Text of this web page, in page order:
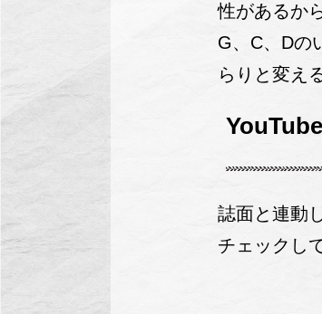
性があるか
G、C、Dの
らりと変え
誌面と連動
チェックし